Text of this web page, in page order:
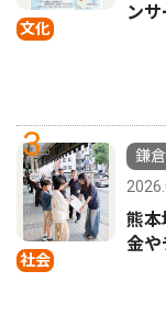
文化
ンサ
3
社会
鎌倉
熊
金や